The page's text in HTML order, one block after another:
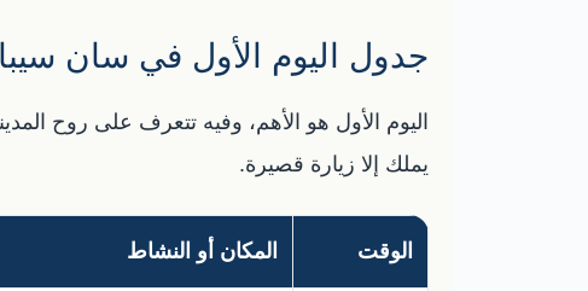
جدول اليوم الأول في سان
اليوم الأول هو الأهم، وفيه تتعرف على روح
يملك إلا زيارة قصيرة.
الوقت المكان أو النشاط